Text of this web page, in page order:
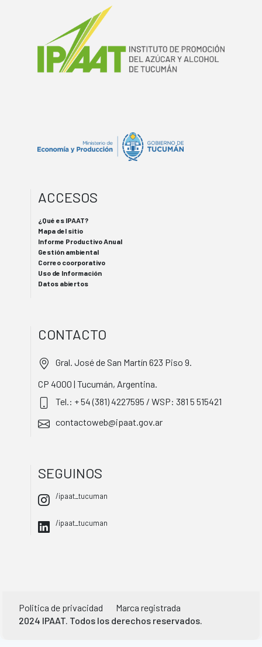
ACCESOS
¿Qué es IPAAT?
Mapa del sitio
Informe Productivo Anual
Gestión ambiental
Correo coorporativo
Uso de Información
Datos abiertos
CONTACTO
Gral. José de San Martín 623 Piso 9.
CP 4000 | Tucumán, Argentina.
Tel.: + 54 (381) 4227595 / WSP: 381 5 515421
contactoweb@ipaat.gov.ar
SEGUINOS
/ipaat_tucuman
/ipaat_tucuman
Politica de privacidad
Marca registrada
2024 IPAAT. Todos los derechos reservados.